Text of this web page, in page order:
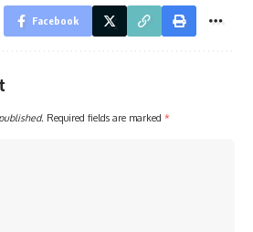
Facebook
Required fields are marked *